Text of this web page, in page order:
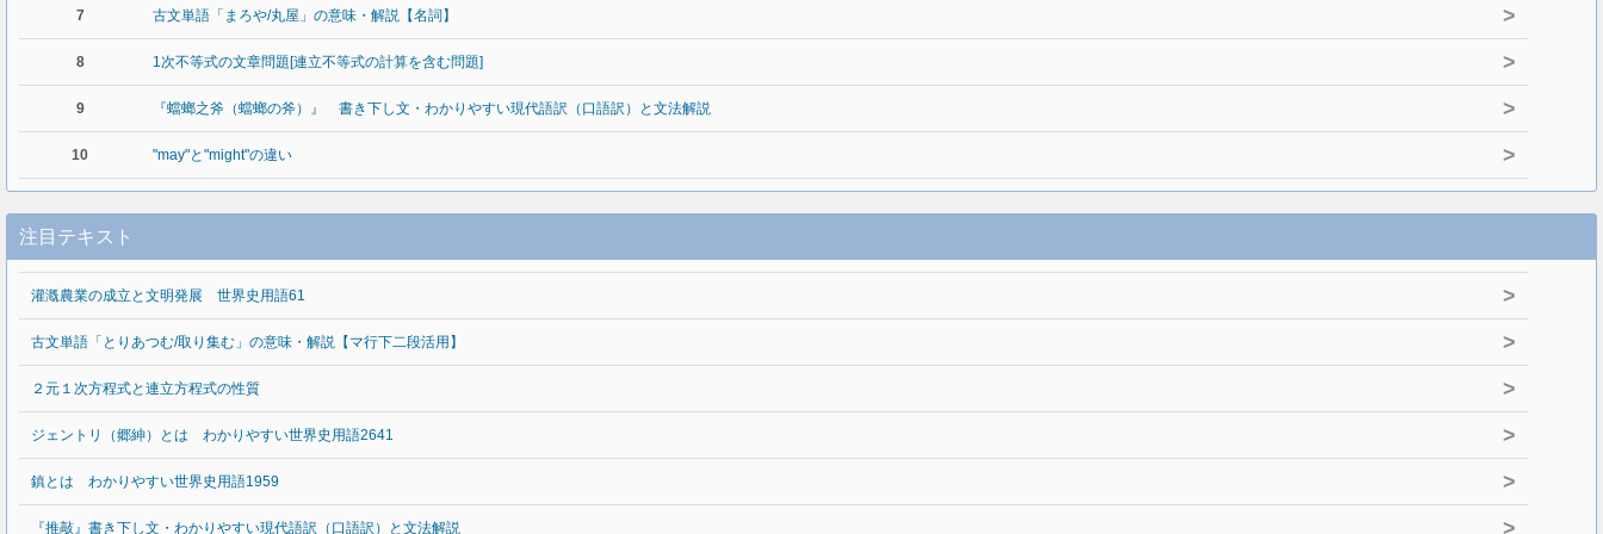
7 古文単語「まろや/丸屋」の意味・解説【名詞】 >
8 1次不等式の文章問題[連立不等式の計算を含む問題] >
9 『蟷螂之斧（蟷螂の斧）』 書き下し文・わかりやすい現代語訳（口語訳）と文法解説 >
10 "may"と"might"の違い >
注目テキスト
灌漑農業の成立と文明発展 世界史用語61 >
古文単語「とりあつむ/取り集む」の意味・解説【マ行下二段活用】 >
２元１次方程式と連立方程式の性質 >
ジェントリ（郷紳）とは わかりやすい世界史用語2641 >
鎮とは わかりやすい世界史用語1959 >
『推敲』書き下し文・わかりやすい現代語訳（口語訳）と文法解説 >